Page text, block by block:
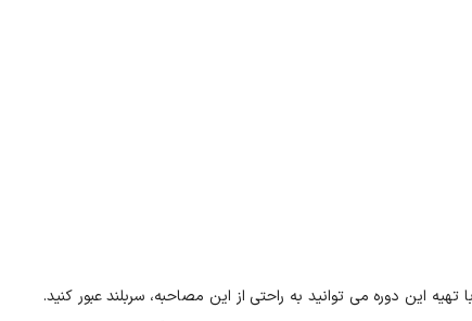
این دوره می توانید به راحتی از این مصاحبه، سربلند عبور کنید.